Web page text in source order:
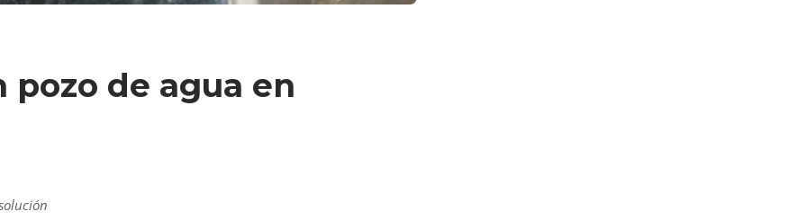
pozo de agua en